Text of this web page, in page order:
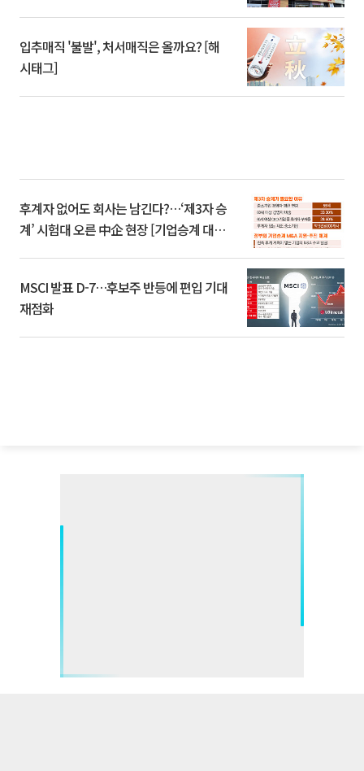
입추매직 '불발', 처서매직은 올까요? [해
시태그]
후계자 없어도 회사는 남긴다?…‘제3자 승
계’ 시험대 오른 中企 현장 [기업승계 대전
MSCI 발표 D-7…후보주 반등에 편입 기대
재점화